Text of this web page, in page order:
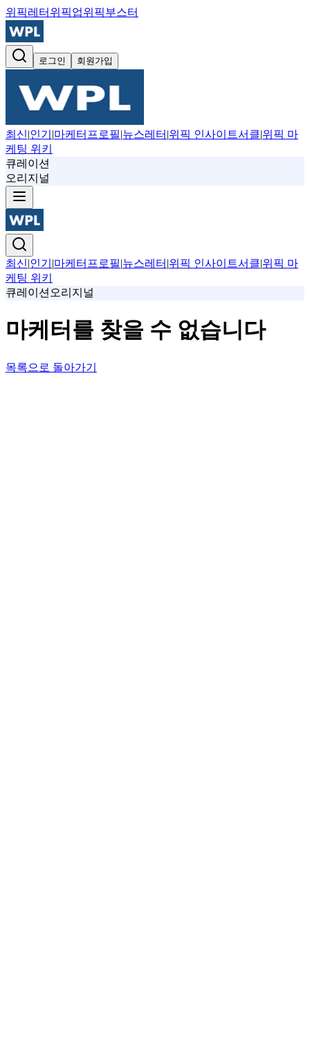
위픽레터 위픽업위픽부스터
로그인 회원가입
최신|인기 |마케터프로필|뉴스레터 |위픽 인사이트서클|위픽 마
케팅 위키
큐레이션
오리지널
최신|인기 |마케터프로필|뉴스레터 |위픽 인사이트서클|위픽 마
케팅 위키
큐레이션 오리지널
마케터를 찾을 수 없습니다
목록으로 돌아가기